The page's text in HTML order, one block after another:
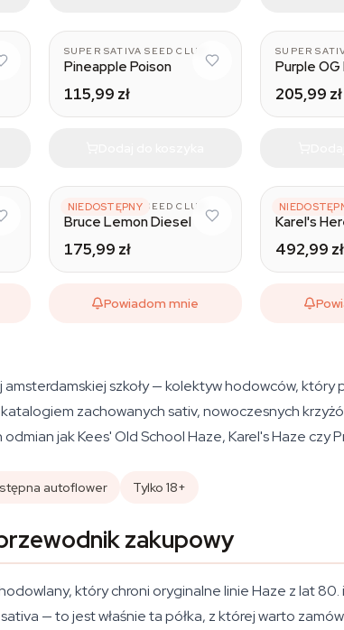
SUPER SATIVA SEED CLUB
Pineapple Poison
115,99 zł
SUPER
Purple OG
205,99 zł
NIEDOSTĘPNY
SUPER SATIVA SEED CLUB
Bruce Lemon Diesel
175,99 zł
Powiadom mnie
SUPER
Karel's
492,99 zł
szkoły — kolektyw hodowców,
zachowanych sativ, nowoczesnych
jak Kees' Old School Haze, Karel's Haze czy
autoflower Tylko 18+
zakupowy
który chroni oryginalne linie Haze z lat
— to jest właśnie ta półka, z której warto